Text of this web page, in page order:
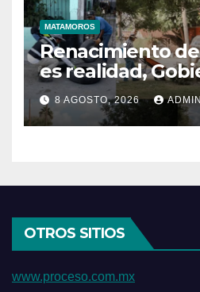
MATAMOROS
Renacimiento
es realidad,
Beto mantiene
permanentes
de la población
8 AGOSTO, 2026
OTROS SITIOS
www.proceso.com.mx